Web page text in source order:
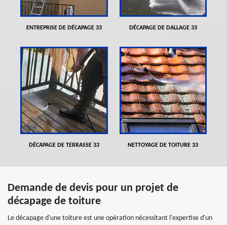
ENTREPRISE DE DÉCAPAGE 33 DÉCAPAGE DE DALLAGE 33
DÉCAPAGE DE TERRASSE 33 NETTOYAGE DE TOITURE 33
Demande de devis pour un projet de
décapage de toiture
Le décapage d'une toiture est une opération nécessitant l'expertise d'un